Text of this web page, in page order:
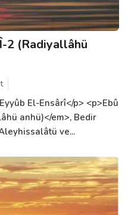
2 (Radiyallâhü
El-Ensârî</p> <p>Ebû
anhü)</em>, Bedir
ve...